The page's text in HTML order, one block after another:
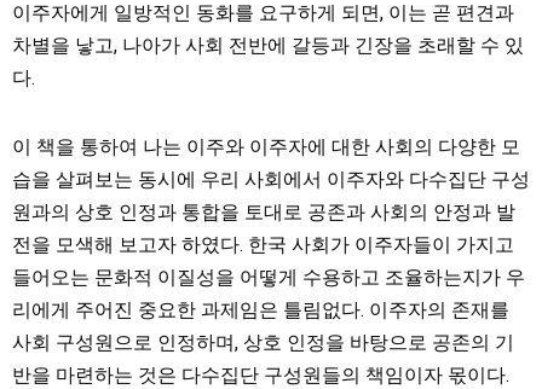
이주자에게 일방적인 동화를 요구하게 되면, 이는 곧 편견과
차별을 낳고, 나아가 사회 전반에 갈등과 긴장을 초래할 수 있
다.
이 책을 통하여 나는 이주와 이주자에 대한 사회의 다양한 모
습을 살펴보는 동시에 우리 사회에서 이주자와 다수집단 구성
원과의 상호 인정과 통합을 토대로 공존과 사회의 안정과 발
전을 모색해 보고자 하였다. 한국 사회가 이주자들이 가지고
들어오는 문화적 이질성을 어떻게 수용하고 조율하는지가 우
리에게 주어진 중요한 과제임은 틀림없다. 이주자의 존재를
사회 구성원으로 인정하며, 상호 인정을 바탕으로 공존의 기
반을 마련하는 것은 다수집단 구성원들의 책임이자 몫이다.